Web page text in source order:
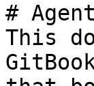
#
This